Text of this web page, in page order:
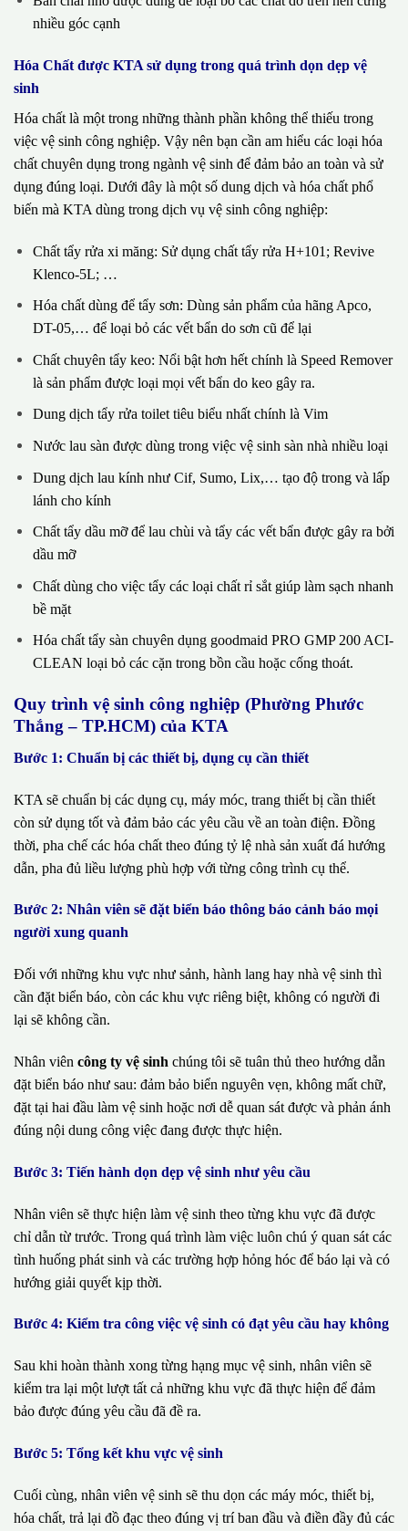
nhiều góc cạnh
Hóa Chất được KTA sử dụng trong quá trình dọn dẹp vệ
sinh
Hóa chất là một trong những thành phần không thể thiếu trong
việc vệ sinh công nghiệp. Vậy nên bạn cần am hiểu các loại hóa
chất chuyên dụng trong ngành vệ sinh để đảm bảo an toàn và sử
dụng đúng loại. Dưới đây là một số dung dịch và hóa chất phổ
biến mà KTA dùng trong dịch vụ vệ sinh công nghiệp:
Chất tẩy rửa xi măng: Sử dụng chất tẩy rửa H+101; Revive
Klenco-5L; …
Hóa chất dùng để tẩy sơn: Dùng sản phẩm của hãng Apco,
DT-05,… để loại bỏ các vết bẩn do sơn cũ để lại
Chất chuyên tẩy keo: Nổi bật hơn hết chính là Speed Remover
là sản phẩm được loại mọi vết bẩn do keo gây ra.
Dung dịch tẩy rửa toilet tiêu biểu nhất chính là Vim
Nước lau sàn được dùng trong việc vệ sinh sàn nhà nhiều loại
Dung dịch lau kính như Cif, Sumo, Lix,… tạo độ trong và lấp
lánh cho kính
Chất tẩy dầu mỡ để lau chùi và tẩy các vết bẩn được gây ra bởi
dầu mỡ
Chất dùng cho việc tẩy các loại chất rỉ sắt giúp làm sạch nhanh
bề mặt
Hóa chất tẩy sàn chuyên dụng goodmaid PRO GMP 200 ACI-
CLEAN loại bỏ các cặn trong bồn cầu hoặc cống thoát.
Quy trình vệ sinh công nghiệp (Phường Phước
Thắng – TP.HCM) của KTA
Bước 1: Chuẩn bị các thiết bị, dụng cụ cần thiết
KTA sẽ chuẩn bị các dụng cụ, máy móc, trang thiết bị cần thiết
còn sử dụng tốt và đảm bảo các yêu cầu về an toàn điện. Đồng
thời, pha chế các hóa chất theo đúng tỷ lệ nhà sản xuất đá hướng
dẫn, pha đủ liều lượng phù hợp với từng công trình cụ thể.
Bước 2: Nhân viên sẽ đặt biển báo thông báo cảnh báo mọi
người xung quanh
Đối với những khu vực như sảnh, hành lang hay nhà vệ sinh thì
cần đặt biển báo, còn các khu vực riêng biệt, không có người đi
lại sẽ không cần.
Nhân viên công ty vệ sinh chúng tôi sẽ tuân thủ theo hướng dẫn
đặt biển báo như sau: đảm bảo biển nguyên vẹn, không mất chữ,
đặt tại hai đầu làm vệ sinh hoặc nơi dễ quan sát được và phản ánh
đúng nội dung công việc đang được thực hiện.
Bước 3: Tiến hành dọn dẹp vệ sinh như yêu cầu
Nhân viên sẽ thực hiện làm vệ sinh theo từng khu vực đã được
chỉ dẫn từ trước. Trong quá trình làm việc luôn chú ý quan sát các
tình huống phát sinh và các trường hợp hỏng hóc để báo lại và có
hướng giải quyết kịp thời.
Bước 4: Kiểm tra công việc vệ sinh có đạt yêu cầu hay không
Sau khi hoàn thành xong từng hạng mục vệ sinh, nhân viên sẽ
kiểm tra lại một lượt tất cả những khu vực đã thực hiện để đảm
bảo được đúng yêu cầu đã đề ra.
Bước 5: Tổng kết khu vực vệ sinh
Cuối cùng, nhân viên vệ sinh sẽ thu dọn các máy móc, thiết bị,
hóa chất, trả lại đồ đạc theo đúng vị trí ban đầu và điền đầy đủ các